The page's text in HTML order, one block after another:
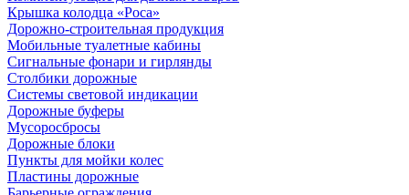
Крышка колодца «Роса»
Дорожно-строительная продукция
Мобильные туалетные кабины
Сигнальные фонари и гирлянды
Столбики дорожные
Системы световой индикации
Дорожные буферы
Мусоросбросы
Дорожные блоки
Пункты для мойки колес
Пластины дорожные